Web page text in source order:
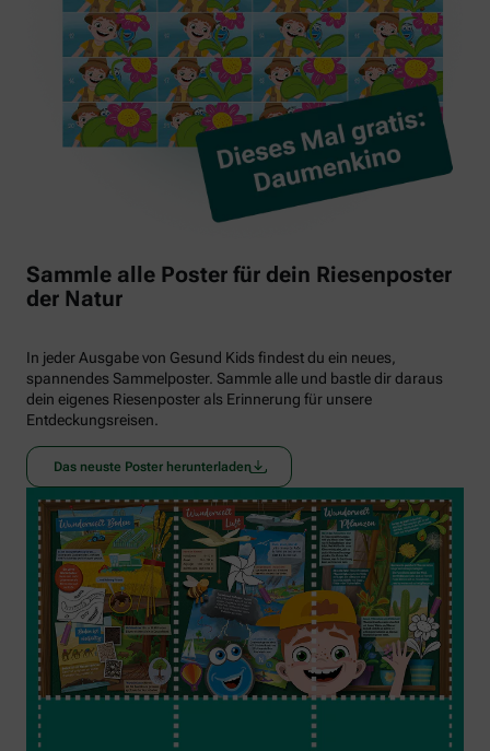
Sammle alle Poster für dein Riesenposter
der Natur
In jeder Ausgabe von Gesund Kids findest du ein neues,
spannendes Sammelposter. Sammle alle und bastle dir daraus
dein eigenes Riesenposter als Erinnerung für unsere
Entdeckungsreisen.
Das neuste Poster herunterladen